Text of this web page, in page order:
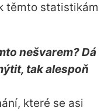
těmto statistikám
nešvarem? Dá
tak alespoň
které se asi